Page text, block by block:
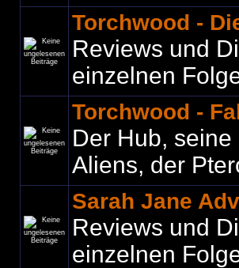
Torchwood -
Reviews und
einzelnen
Torchwood -
Der Hub,
Aliens, der
Sarah Jane
Reviews und
einzelnen